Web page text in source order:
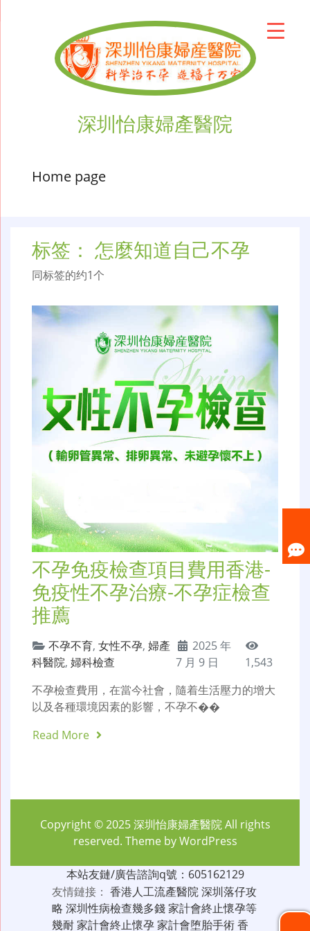
深圳怡康婦產醫院
Home page
标签： 怎麼知道自己不孕
同标签的约1个
不孕免疫檢查項目費用香港-
免疫性不孕治療-不孕症檢查
推薦
不孕不育, 女性不孕, 婦產
科醫院, 婦科檢查
2025 年
7 月 9 日
1,543
不孕檢查費用，在當今社會，隨着生活壓力的增大
以及各種環境因素的影響，不孕不��
Read More
Copyright © 2025深圳怡康婦產醫院All rights
reserved. Theme byWordPress
本站友鏈/廣告諮詢q號：605162129
友情鏈接： 香港人工流產醫院深圳落仔攻
略 深圳性病檢查幾多錢家計會終止懷孕等
幾耐家計會終止懷孕家計會堕胎手術香